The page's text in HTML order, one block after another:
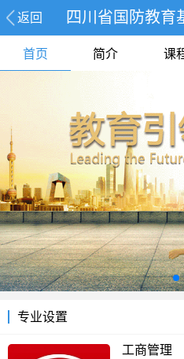
返回 四川省国防教育
首页 简介 课
专业设置
工商管理